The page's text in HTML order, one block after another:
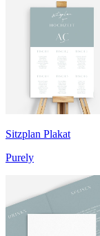
Sitzplan Plakat
Purely